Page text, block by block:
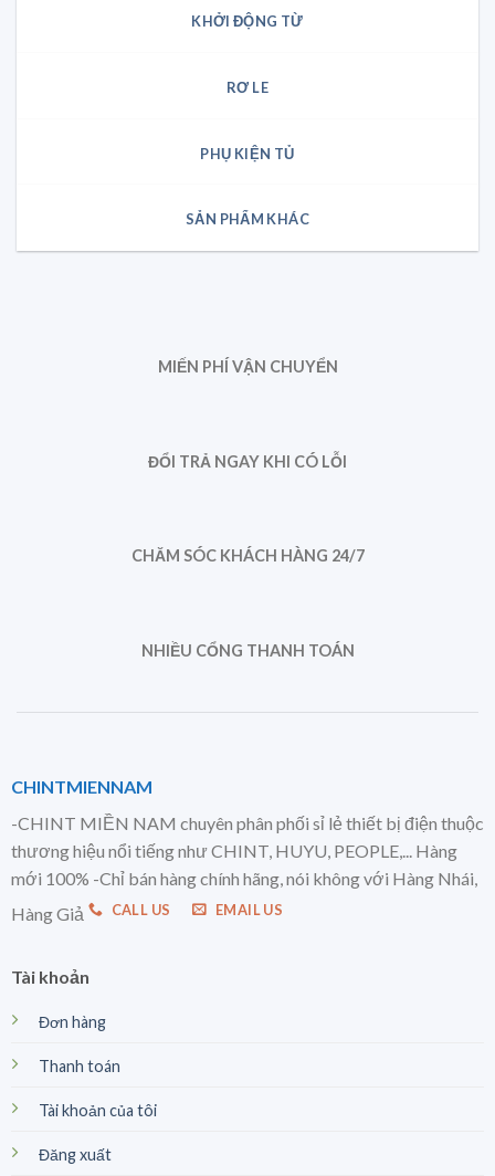
KHỞI ĐỘNG TỪ
RƠ LE
PHỤ KIỆN TỦ
SẢN PHẨM KHÁC
MIẾN PHÍ VẬN CHUYỂN
ĐỔI TRẢ NGAY KHI CÓ LỖI
CHĂM SÓC KHÁCH HÀNG 24/7
NHIỀU CỔNG THANH TOÁN
CHINTMIENNAM
-CHINT MIỀN NAM chuyên phân phối sỉ lẻ thiết bị điện thuộc
thương hiệu nổi tiếng như CHINT, HUYU, PEOPLE,... Hàng
mới 100% -Chỉ bán hàng chính hãng, nói không với Hàng Nhái,
Hàng Giả
CALL US EMAIL US
Tài khoản
Đơn hàng
Thanh toán
Tài khoản của tôi
Đăng xuất